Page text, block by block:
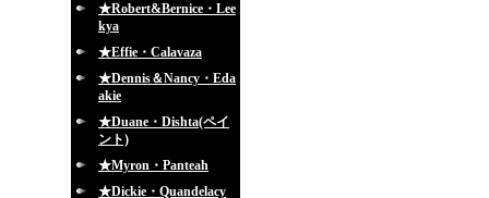
★Robert&Bernice・Lee
kya
★Effie・Calavaza
★Dennis＆Nancy・Eda
akie
★Duane・Dishta(ペイ
ント)
★Myron・Panteah
★Dickie・Quandelacy